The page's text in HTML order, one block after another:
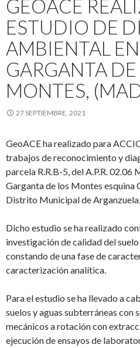
GEOACE
ESTUDIO DE
AMBIENTAL
GARGANTA DE
MONTES,
27 SEPTIEMBRE, 2021
GeoACE ha realizado para
trabajos de reconocimiento y
parcela R.R.B-5, del A.P.R.
Garganta de los Montes esquina
Distrito Municipal de
Dicho estudio se ha realizado
investigación de calidad del
constando de una fase de
caracterización analítica.
Para el estudio se ha llevado a
suelos y aguas subterráneas con
mecánicos a rotación con
ejecución de ensayos de